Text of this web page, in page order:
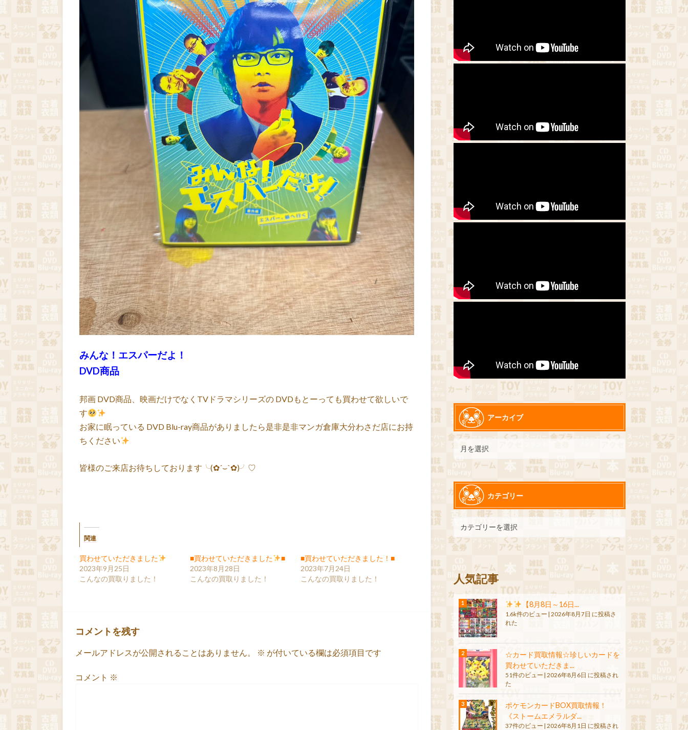
みんな！エスパーだよ！
DVD商品
邦画 DVD商品、映画だけでなくTVドラマシリーズの DVDもとーっても買わせて欲しいで
す
お家に眠っている DVD Blu-ray商品がありましたら是非是非マンガ倉庫大分わさだ店にお持
ちください
皆様のご来店お待ちしております╰(✿´⌣`✿)╯♡
関連
買わせていただきました
2023年9月25日
こんなの買取りました！
■買わせていただきました
■
2023年8月28日
こんなの買取りました！
■買わせていただきました！■
2023年7月24日
こんなの買取りました！
コメントを残す
メールアドレスが公開されることはありません。 ※ が付いている欄は必須項目です
コメント ※
アーカイブ
カテゴリー
人気記事
【8月8日～16日...
1.6k件のビュー
2026年8月7日 に投稿さ
れた
☆カード買取情報☆珍しいカードを
買わせていただきま...
51件のビュー | 2026年8月6日 に投稿され
た
ポケモンカードBOX買取情報！
《ストームエメラルダ...
37件のビュー | 2026年8月1日 に投稿され